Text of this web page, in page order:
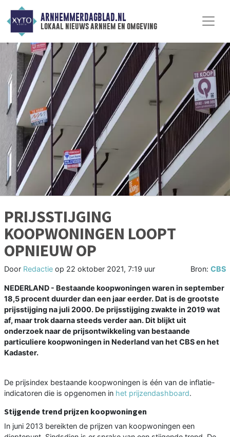
ARNHEMMERDAGBLAD.NL
lokaal nieuws arnhem en omgeving
PRIJSSTIJGING
KOOPWONINGEN LOOPT
OPNIEUW OP
Door Redactie op 22 oktober 2021, 7:19 uur Bron: CBS
NEDERLAND - Bestaande koopwoningen waren in september
18,5 procent duurder dan een jaar eerder. Dat is de grootste
prijsstijging na juli 2000. De prijsstijging zwakte in 2019 wat
af, maar trok daarna steeds verder aan. Dit blijkt uit
onderzoek naar de prijsontwikkeling van bestaande
particuliere koopwoningen in Nederland van het CBS en het
Kadaster.
De prijsindex bestaande koopwoningen is één van de inflatie-
indicatoren die is opgenomen in het prijzendashboard.
Stijgende trend prijzen koopwoningen
In juni 2013 bereikten de prijzen van koopwoningen een